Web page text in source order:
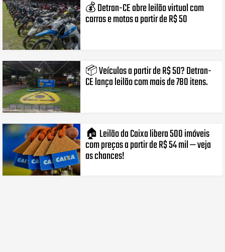
💰 Detran-CE abre leilão virtual com
carros e motos a partir de R$ 50
📦 Veículos a partir de R$ 50? Detran-
CE lança leilão com mais de 780 itens.
🏠 Leilão da Caixa libera 500 imóveis
com preços a partir de R$ 54 mil — veja
as chances!